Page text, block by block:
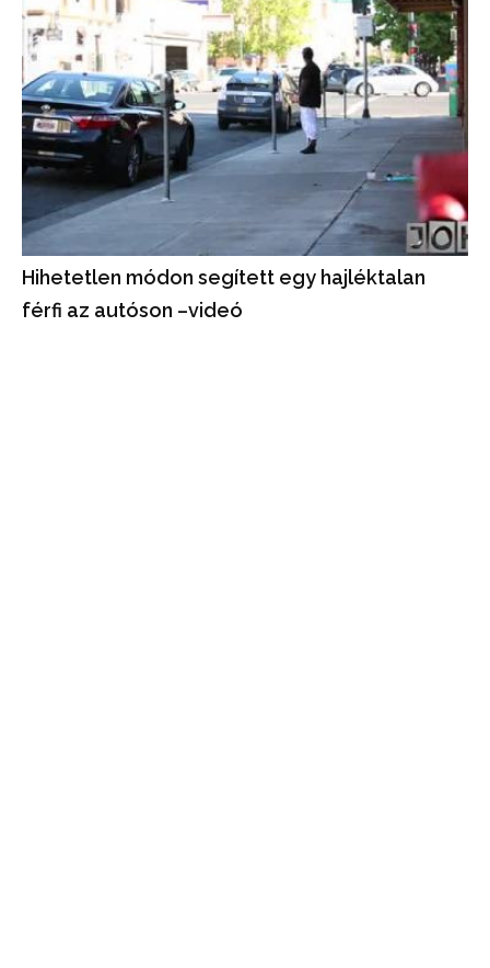
Hihetetlen módon segített egy hajléktalan
férfi az autóson –videó